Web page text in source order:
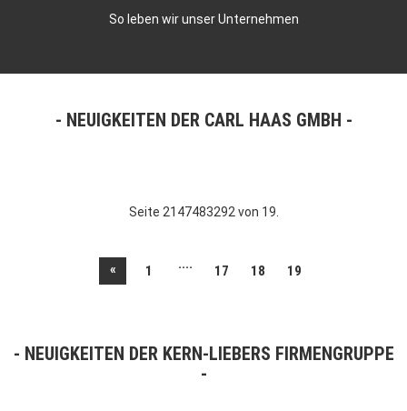
So leben wir unser Unternehmen
NEUIGKEITEN DER CARL HAAS GMBH
Seite 2147483292 von 19.
« 1 .... 17 18 19
NEUIGKEITEN DER KERN-LIEBERS FIRMENGRUPPE